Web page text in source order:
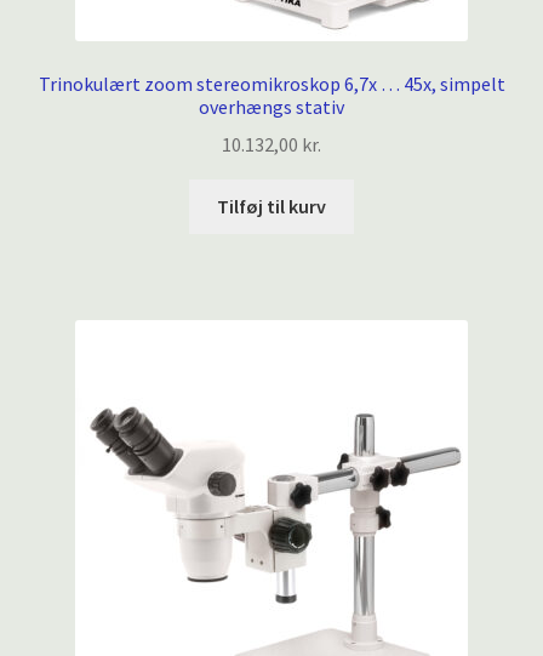
Trinokulært zoom stereomikroskop 6,7x … 45x, simpelt
overhængs stativ
10.132,00 kr.
Tilføj til kurv